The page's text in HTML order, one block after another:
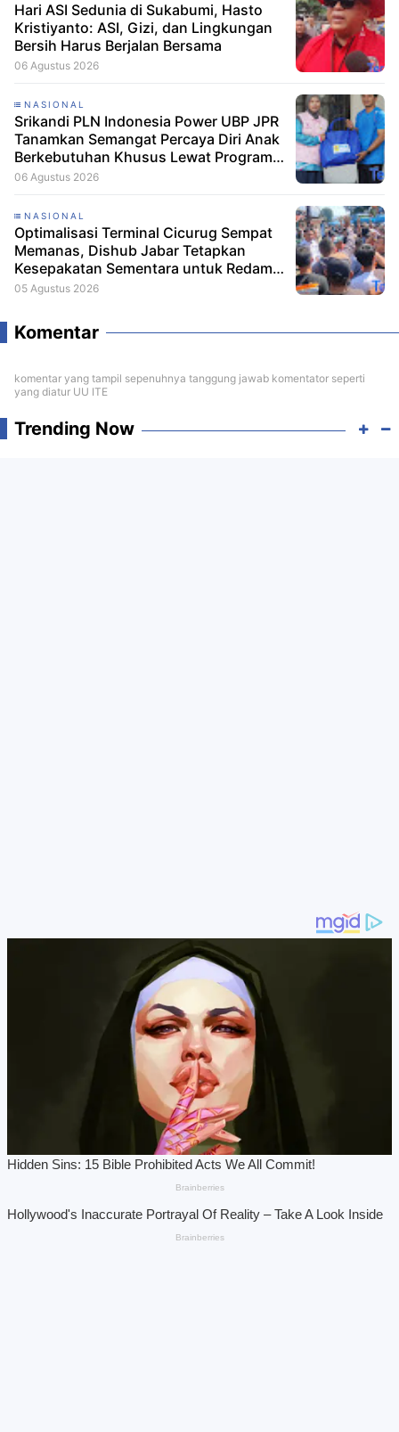
Hari ASI Sedunia di Sukabumi, Hasto
Kristiyanto: ASI, Gizi, dan Lingkungan
Bersih Harus Berjalan Bersama
06 Agustus 2026
NASIONAL
Srikandi PLN Indonesia Power UBP JPR
Tanamkan Semangat Percaya Diri Anak
Berkebutuhan Khusus Lewat Program
Srikandi Mengajar
06 Agustus 2026
NASIONAL
Optimalisasi Terminal Cicurug Sempat
Memanas, Dishub Jabar Tetapkan
Kesepakatan Sementara untuk Redam
Ketegangan
05 Agustus 2026
Komentar
komentar yang tampil sepenuhnya tanggung jawab komentator seperti
yang diatur UU ITE
Trending Now